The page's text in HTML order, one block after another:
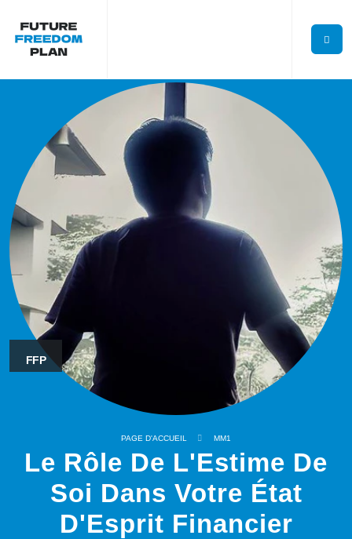
FFP
PAGE D'ACCUEIL MM1
Le Rôle De L'Estime De
Soi Dans Votre État
D'Esprit Financier